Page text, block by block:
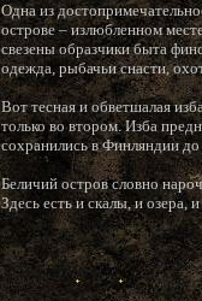
Одна из
острове – излюбленном
свезены образчики быта
одежда, рыбачьи снасти,
Вот тесная и обветшалая
только во втором. Изба
сохранились в Финляндии
Беличий остров словно
Здесь есть и скалы, и озера,